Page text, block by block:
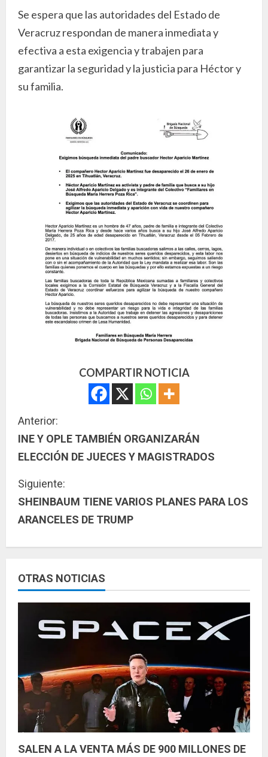
Se espera que las autoridades del Estado de
Veracruz respondan de manera inmediata y
efectiva a esta exigencia y trabajen para
garantizar la seguridad y la justicia para Héctor y
su familia.
COMPARTIR NOTICIA
S
i
u
e
l
e
y
d
o
Anterior:
INE Y OPLE TAMBIÉN ORGANIZARÁN
ELECCIÓN DE JUECES Y MAGISTRADOS
Siguiente:
SHEINBAUM TIENE VARIOS PLANES PARA LOS
ARANCELES DE TRUMP
OTRAS NOTICIAS
SALEN A LA VENTA MÁS DE 900 MILLONES DE